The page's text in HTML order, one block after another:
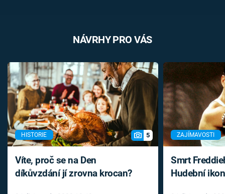
NÁVRHY PRO VÁS
HISTORIE 5
Víte, proč se na Den
díkůvzdání jí zrovna krocan?
ZAJÍMAVOSTI
Smrt
Hudební